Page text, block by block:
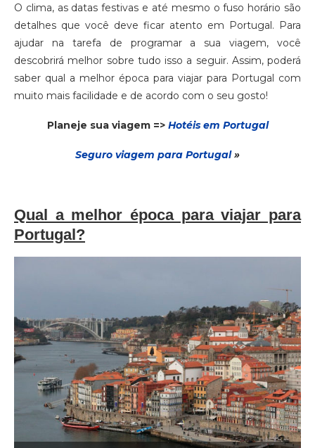
O clima, as datas festivas e até mesmo o fuso horário são
detalhes que você deve ficar atento em Portugal. Para
ajudar na tarefa de programar a sua viagem, você
descobrirá melhor sobre tudo isso a seguir. Assim, poderá
saber qual a melhor época para viajar para Portugal com
muito mais facilidade e de acordo com o seu gosto!
Planeje sua viagem => Hotéis em Portugal
Seguro viagem para Portugal »
Qual a melhor época para viajar para
Portugal?